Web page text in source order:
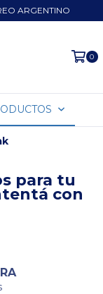
ARGENTINO
0
para tu
con